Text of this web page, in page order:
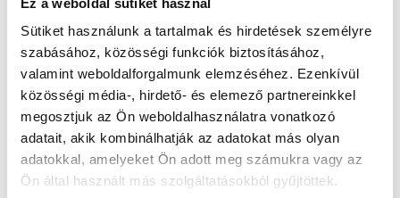
Sütiket használunk a tartalmak és hirdetések személyre
szabásához, közösségi funkciók biztosításához,
valamint weboldalforgalmunk elemzéséhez. Ezenkívül
közösségi média-, hirdető- és elemező partnereinkkel
megosztjuk az Ön weboldalhasználatra vonatkozó
adatait, akik kombinálhatják az adatokat más olyan
adatokkal, amelyeket Ön adott meg számukra vagy az
Ön által használt más szolgáltatásokból gyűjtöttek.